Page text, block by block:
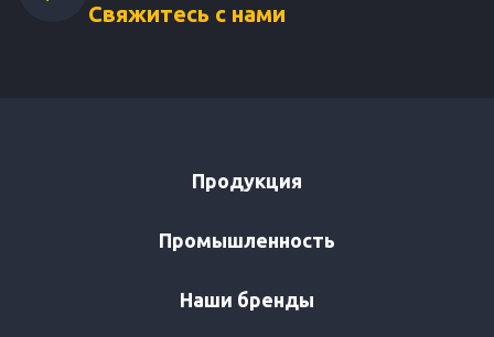
Свяжитесь с нами
Продукция
Промышленность
Наши бренды